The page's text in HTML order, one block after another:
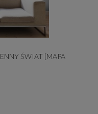
ŚWIAT [MAPA